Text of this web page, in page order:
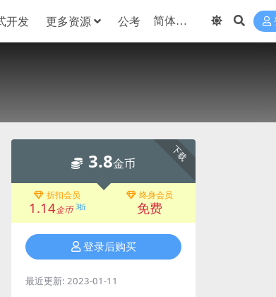
开发 更多资源 公考
下载
3.8金币
折扣会员
1.14金币 3折
终身会员
免费
登录后购买
最近更新: 2023-01-11